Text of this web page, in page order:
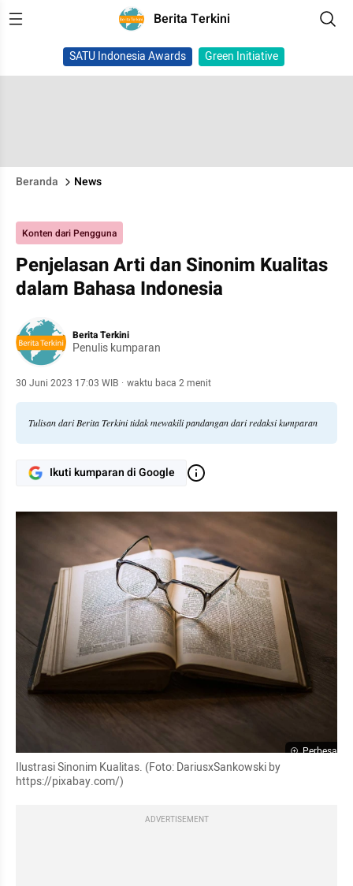
Berita Terkini
SATU Indonesia Awards Green Initiative
Beranda News
Konten dari Pengguna
Penjelasan Arti dan Sinonim Kualitas
dalam Bahasa Indonesia
Berita Terkini
Penulis kumparan
30 Juni 2023 17:03 WIB · waktu baca 2 menit
Tulisan dari Berita Terkini tidak mewakili pandangan dari redaksi kumparan
Ikuti kumparan di Google
Perbesar
Ilustrasi Sinonim Kualitas. (Foto: DariusxSankowski by
https://pixabay.com/)
ADVERTISEMENT